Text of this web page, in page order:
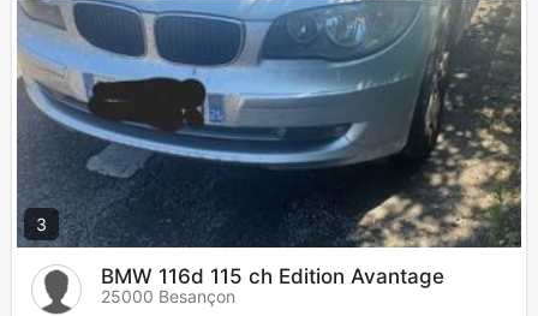
3
BMW 116d 115 ch Edition Avantage
25000 Besançon